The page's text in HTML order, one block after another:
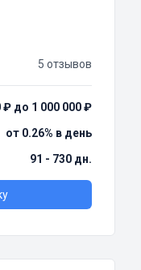
5 отзывов
₽ до 1 000 000 ₽
от 0.26% в день
91 - 730 дн.